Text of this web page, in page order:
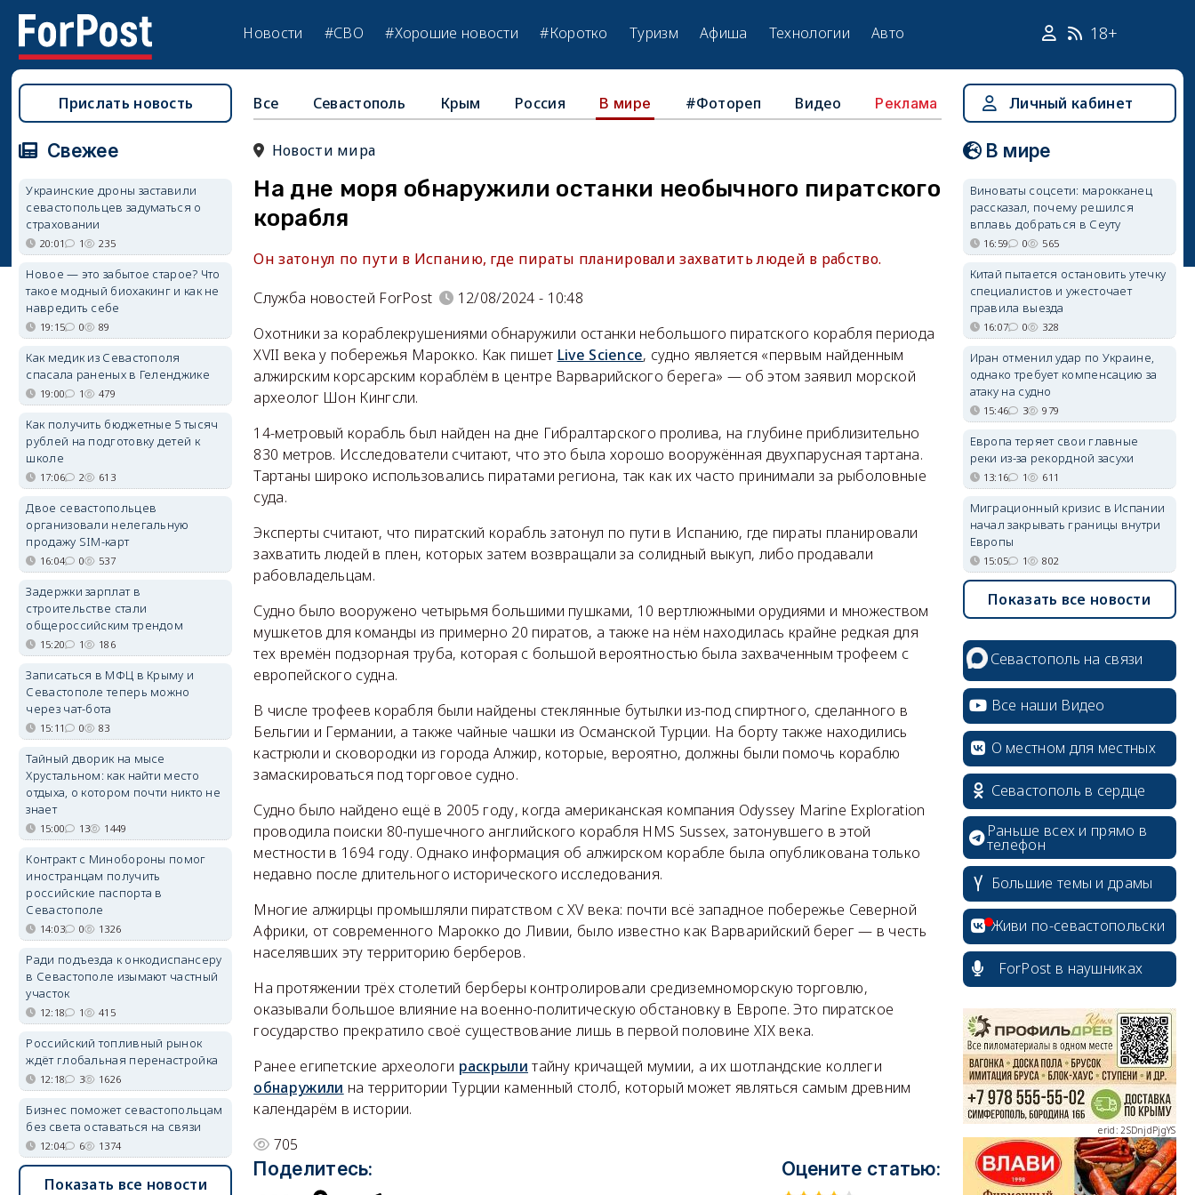
Новости #СВО #Хорошие новости #Коротко Туризм Афиша Технологии Авто 18+
Все Севастополь Крым Россия В мире #Фотореп Видео Реклама
Новости мира
На дне моря обнаружили останки необычного пиратского
корабля
Он затонул по пути в Испанию, где пираты планировали захватить людей в рабство.
Служба новостей ForPost
12/08/2024 - 10:48
Охотники за кораблекрушениями обнаружили останки небольшого пиратского корабля периода
XVII века у побережья Марокко. Как пишет Live Science, судно является «первым найденным
алжирским корсарским кораблём в центре Варварийского берега» — об этом заявил морской
археолог Шон Кингсли.
14-метровый корабль был найден на дне Гибралтарского пролива, на глубине приблизительно
830 метров. Исследователи считают, что это была хорошо вооружённая двухпарусная тартана.
Тартаны широко использовались пиратами региона, так как их часто принимали за рыболовные
суда.
Эксперты считают, что пиратский корабль затонул по пути в Испанию, где пираты планировали
захватить людей в плен, которых затем возвращали за солидный выкуп, либо продавали
рабовладельцам.
Судно было вооружено четырьмя большими пушками, 10 вертлюжными орудиями и множеством
мушкетов для команды из примерно 20 пиратов, а также на нём находилась крайне редкая для
тех времён подзорная труба, которая с большой вероятностью была захваченным трофеем с
европейского судна.
В числе трофеев корабля были найдены стеклянные бутылки из-под спиртного, сделанного в
Бельгии и Германии, а также чайные чашки из Османской Турции. На борту также находились
кастрюли и сковородки из города Алжир, которые, вероятно, должны были помочь кораблю
замаскироваться под торговое судно.
Судно было найдено ещё в 2005 году, когда американская компания Odyssey Marine Exploration
проводила поиски 80-пушечного английского корабля HMS Sussex, затонувшего в этой
местности в 1694 году. Однако информация об алжирском корабле была опубликована только
недавно после длительного исторического исследования.
Многие алжирцы промышляли пиратством с XV века: почти всё западное побережье Северной
Африки, от современного Марокко до Ливии, было известно как Варварийский берег — в честь
населявших эту территорию берберов.
На протяжении трёх столетий берберы контролировали средиземноморскую торговлю,
оказывали большое влияние на военно-политическую обстановку в Европе. Это пиратское
государство прекратило своё существование лишь в первой половине XIX века.
Ранее египетские археологи раскрыли тайну кричащей мумии, а их шотландские коллеги
обнаружили на территории Турции каменный столб, который может являться самым древним
календарём в истории.
705
Поделитесь: Оцените статью:
Прислать новость
Свежее
Украинские дроны заставили
севастопольцев задуматься о
страховании
20:01 1 235
Новое — это забытое старое? Что
такое модный биохакинг и как не
навредить себе
19:15 0 89
Как медик из Севастополя
спасала раненых в Геленджике
19:00 1 479
Как получить бюджетные 5 тысяч
рублей на подготовку детей к
школе
17:06 2 613
Двое севастопольцев
организовали нелегальную
продажу SIM-карт
16:04 0 537
Задержки зарплат в
строительстве стали
общероссийским трендом
15:20 1 186
Записаться в МФЦ в Крыму и
Севастополе теперь можно
через чат-бота
15:11 0 83
Тайный дворик на мысе
Хрустальном: как найти место
отдыха, о котором почти никто не
знает
15:00 13 1449
Контракт с Минобороны помог
иностранцам получить
российские паспорта в
Севастополе
14:03 0 1326
Ради подъезда к онкодиспансеру
в Севастополе изымают частный
участок
12:18 1 415
Российский топливный рынок
ждёт глобальная перенастройка
12:18 3 1626
Бизнес поможет севастопольцам
без света оставаться на связи
12:04 6 1374
Показать все новости
Личный кабинет
В мире
Виноваты соцсети: марокканец
рассказал, почему решился
вплавь добраться в Сеуту
16:59 0 565
Китай пытается остановить утечку
специалистов и ужесточает
правила выезда
16:07 0 328
Иран отменил удар по Украине,
однако требует компенсацию за
атаку на судно
15:46 3 979
Европа теряет свои главные
реки из-за рекордной засухи
13:16 1 611
Миграционный кризис в Испании
начал закрывать границы внутри
Европы
15:05 1 802
Показать все новости
Севастополь на связи
Все наши Видео
О местном для местных
Севастополь в сердце
Раньше всех и прямо в
телефон
Большие темы и драмы
Живи по-севастопольски
ForPost в наушниках
erid: 2SDnjdPjgYS